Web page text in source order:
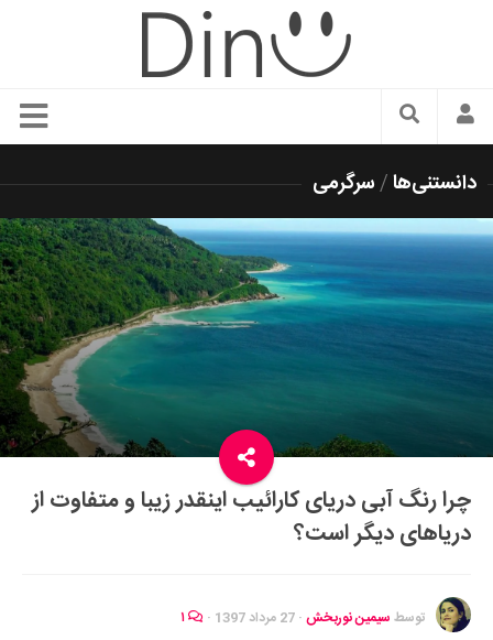
سبک زندگی
زیبایی و آرایش
شیک پوشی
دکوراسیون و چیدمان
غذا
سفر و گردشگری
ایران گردی
جهان گردی
موفقیت و مهارت‌های فردی
دانستنی‌ها/سرگرمی
چرا رنگ آبی دریای کارائیب اینقدر زیبا و متفاوت از
دریاهای دیگر است؟
توسط سیمین نوربخش · 27 مرداد 1397 ·